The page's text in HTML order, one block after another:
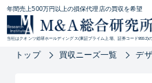
年間売上500万円以上の損保代理店の買収を希望
当社はクオンツ総研ホールディングス(東証プライム上場、証券コード9552)の
トップ 買収ニーズ一覧 デ